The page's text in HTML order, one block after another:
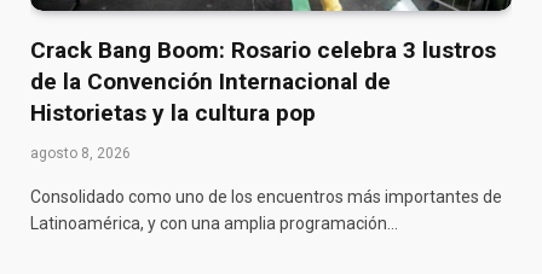
Crack Bang Boom: Rosario celebra 3 lustros
de la Convención Internacional de
Historietas y la cultura pop
agosto 8, 2026
Consolidado como uno de los encuentros más importantes de
Latinoamérica, y con una amplia programación…